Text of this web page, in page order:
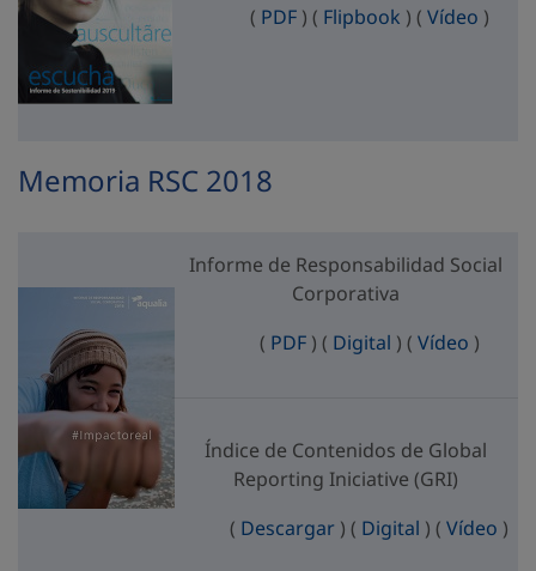
( PDFInforme de Sostenibilidad
) ( FlipbookInforme de
) ( Vídeo )
Memoria RSC 2018
Informe de Responsabilidad Social
Corporativa
( PDFInforme de
) ( DigitalInforme de
) ( Vídeo )
Índice de Contenidos de Global
Reporting Iniciative (GRI)
( DescargarÍndice de Contenidos
) ( Digital Índice de
) (Vídeo )